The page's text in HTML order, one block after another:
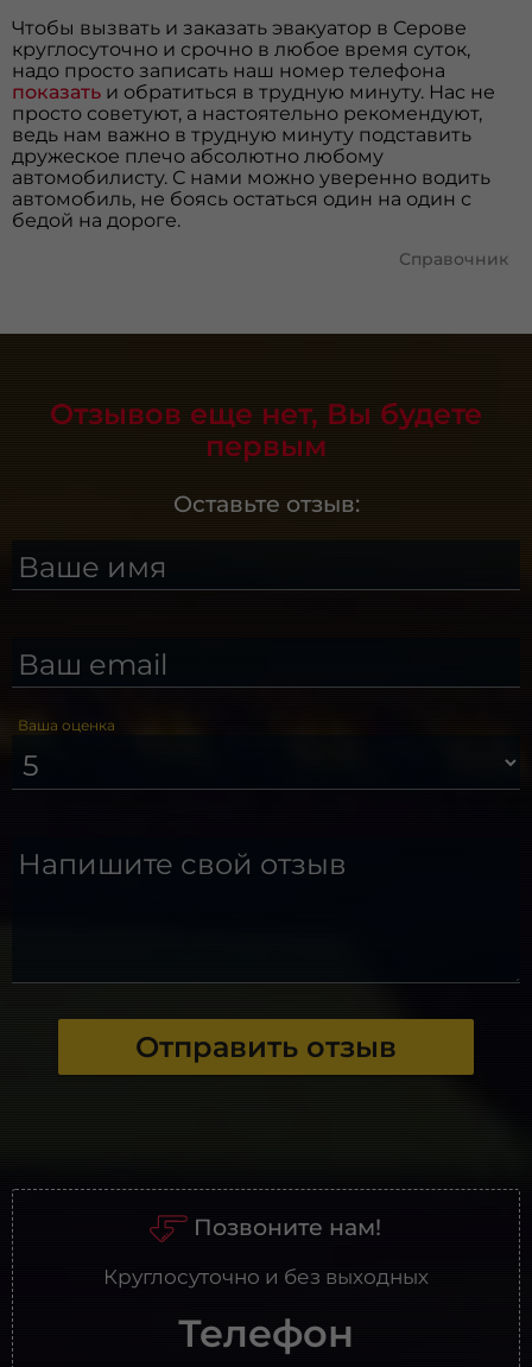
Чтобы вызвать и заказать эвакуатор в Серове
круглосуточно и срочно в любое время суток,
надо просто записать наш номер телефона
показать и обратиться в трудную минуту. Нас не
просто советуют, а настоятельно рекомендуют,
ведь нам важно в трудную минуту подставить
дружеское плечо абсолютно любому
автомобилисту. С нами можно уверенно водить
автомобиль, не боясь остаться один на один с
бедой на дороге.
Справочник
Отзывов еще нет, Вы будете
первым
Оставьте отзыв:
Ваше имя
Ваш email
Ваша оценка
Напишите свой отзыв
Отправить отзыв
Позвоните нам!
Круглосуточно и без выходных
Телефон